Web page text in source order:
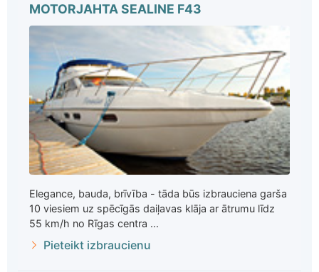
MOTORJAHTA SEALINE F43
Elegance, bauda, brīvība - tāda būs izbrauciena garša
10 viesiem uz spēcīgās daiļavas klāja ar ātrumu līdz
55 km/h no Rīgas centra ...
Pieteikt izbraucienu